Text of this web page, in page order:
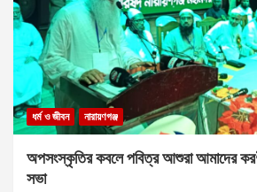
ধর্ম ও জীবন নারায়ণগঞ্জ
অপসংস্কৃতির কবলে পবিত্র আশুরা আমাদের
সভা